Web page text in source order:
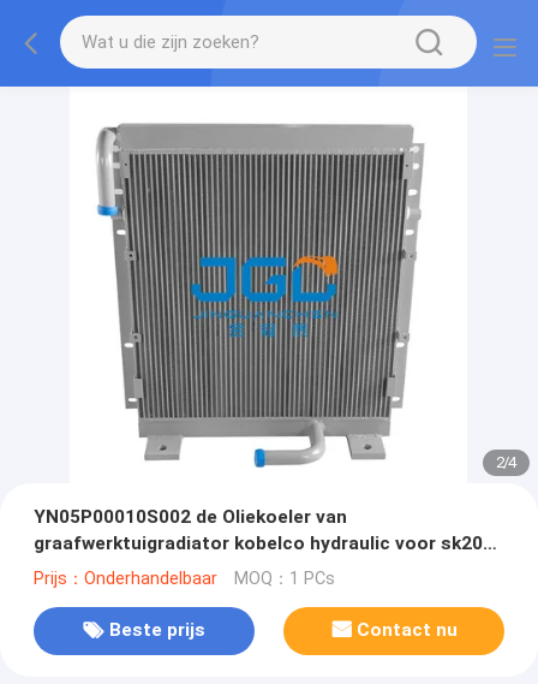
2/4
YN05P00010S002 de Oliekoeler van
graafwerktuigradiator kobelco hydraulic voor sk200-
5Prijs：Onderhandelbaar MOQ：1 PCs
Beste prijs Contact nu